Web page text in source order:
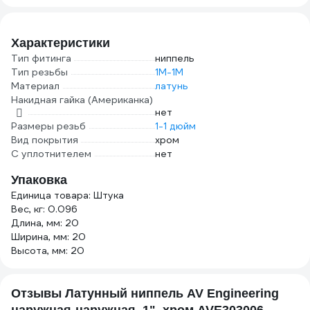
Характеристики
Тип фитинга
ниппель
Тип резьбы
1M-1M
Материал
латунь
Накидная гайка (Американка)
нет
Размеры резьб
1-1 дюйм
Вид покрытия
хром
С уплотнителем
нет
Упаковка
Единица товара: Штука
Вес, кг: 0.096
Длина, мм: 20
Ширина, мм: 20
Высота, мм: 20
Отзывы Латунный ниппель AV Engineering